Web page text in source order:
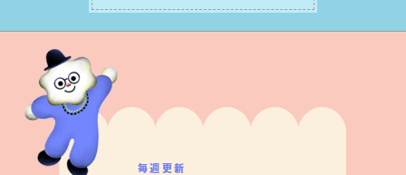
はずです。
毎週更新